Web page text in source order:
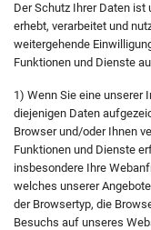
Der Schutz Ihrer Daten ist
erhebt, verarbeitet und
weitergehende
Funktionen und Dienste
1) Wenn Sie eine unserer
diejenigen Daten
Browser und/oder Ihnen
Funktionen und Dienste
insbesondere Ihre
welches unserer
der Browsertyp, die
Besuchs auf unseres